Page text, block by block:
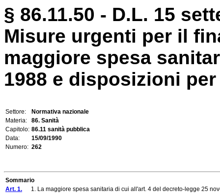
§ 86.11.50 - D.L. 15
Misure urgenti per il
maggiore spesa
1988 e disposizioni
Settore:
Normativa nazionale
Materia:
86. Sanità
Capitolo: 86.11 sanità pubblica
Data:
15/09/1990
Numero: 262
Sommario
Art. 1. 1. La maggiore spesa sanitaria di cui all'art. 4 del decreto-legge 25